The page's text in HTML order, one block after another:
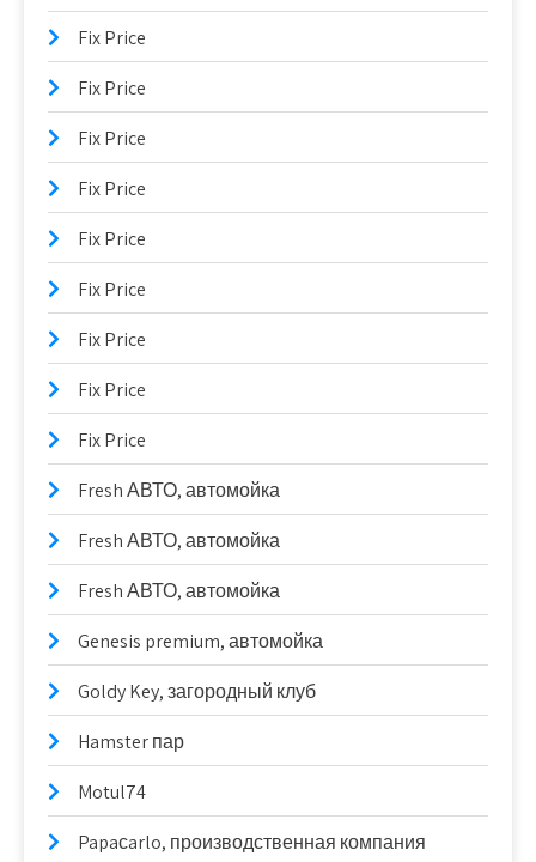
Fix Price
Fix Price
Fix Price
Fix Price
Fix Price
Fix Price
Fix Price
Fix Price
Fix Price
Fresh АВТО, автомойка
Fresh АВТО, автомойка
Fresh АВТО, автомойка
Genesis premium, автомойка
Goldy Key, загородный клуб
Hamster пар
Motul74
Papaсarlo, производственная компания